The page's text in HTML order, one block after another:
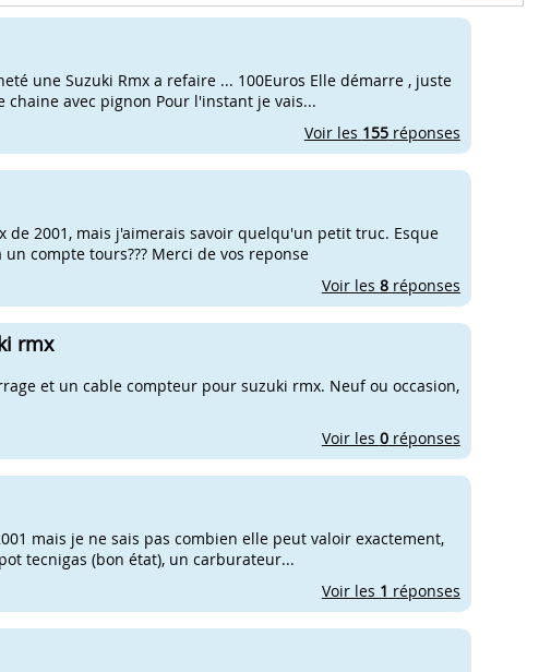
une Suzuki Rmx a refaire ... 100Euros Elle démarre , juste
avec pignon Pour l'instant je vais...
Voir les 155réponses
2001, mais j'aimerais savoir quelqu'un petit truc. Esque
compte tours??? Merci de vos reponse
Voir les 8réponses
rmx
et un cable compteur pour suzuki rmx. Neuf ou occasion,
Voir les 0réponses
mais je ne sais pas combien elle peut valoir exactement,
tecnigas (bon état), un carburateur...
Voir les 1 réponses